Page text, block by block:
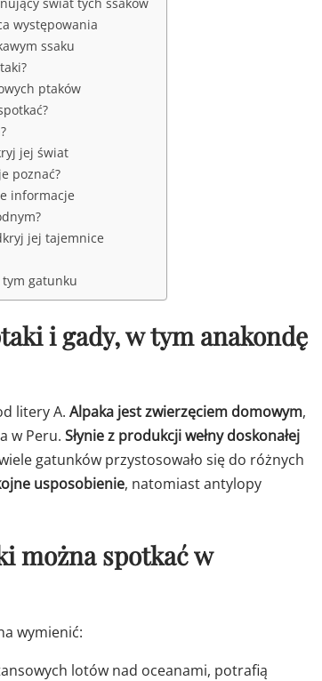
występowania
ssaku
ptaków
jej świat
poznać?
informacje
jej tajemnice
tym gatunku
i gady, w tym anakondę
litery A. Alpaka jest zwierzęciem domowym,
w Peru. Słynie z produkcji wełny doskonałej
gatunków przystosowało się do różnych
usposobienie, natomiast antylopy
można spotkać w
wymienić:
lotów nad oceanami, potrafią